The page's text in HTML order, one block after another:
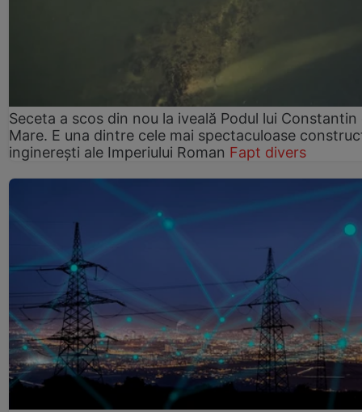
Seceta a scos din nou la iveală Podul lui Constantin
Mare. E una dintre cele mai spectaculoase
inginerești ale Imperiului Roman Fapt divers